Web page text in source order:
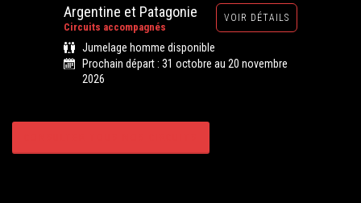
Argentine et Patagonie
Circuits accompagnés
VOIR DÉTAILS
Jumelage homme disponible
Prochain départ : 31 octobre au 20 novembre
2026